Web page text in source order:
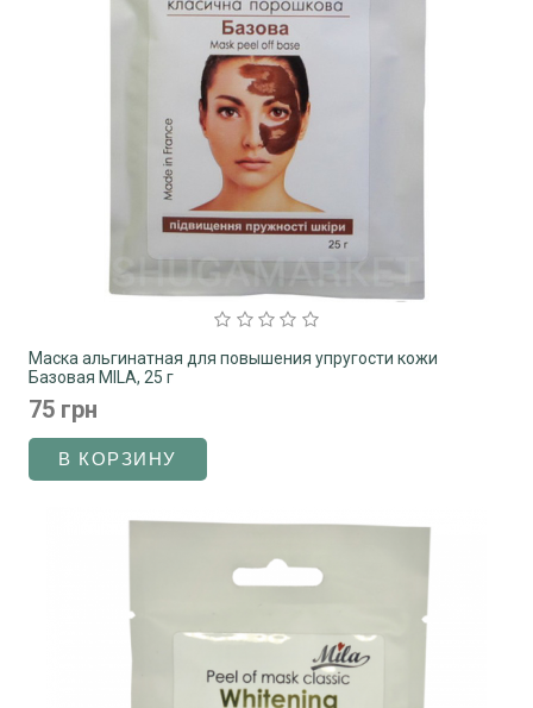
Маска альгинатная для повышения упругости кожи
Базовая MILA, 25 г
75 грн